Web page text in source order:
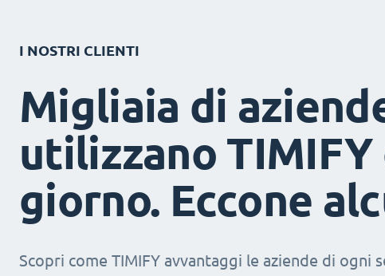
I NOSTRI CLIENTI
Migliaia di
utilizzano TIMIFY
giorno. Eccone
Scopri come TIMIFY avvantaggi le aziende di ogni